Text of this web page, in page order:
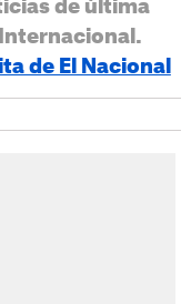
de última
de El Nacional